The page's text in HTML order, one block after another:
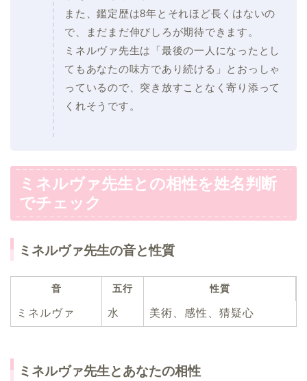
また、鑑定歴は8年とそれほど長くはないの
で、まだまだ伸びしろが期待できます。
ミネルヴァ先生は「最後の一人になったとし
てもあなたの味方であり続ける」とおっしゃ
っているので、突き放すことなく寄り添って
くれそうです。
ミネルヴァ先生との相性を姓名判断
でチェック
ミネルヴァ先生の音と性質
音 五行 性質
ミネルヴァ 水 美術、感性、猜疑心
ミネルヴァ先生とあなたの相性